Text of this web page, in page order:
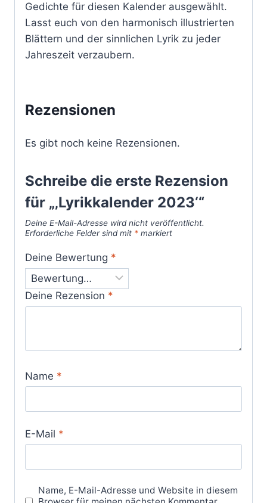
Gedichte für diesen Kalender ausgewählt.
Lasst euch von den harmonisch illustrierten
Blättern und der sinnlichen Lyrik zu jeder
Jahreszeit verzaubern.
Rezensionen
Es gibt noch keine Rezensionen.
Schreibe die erste Rezension
für „‚Lyrikkalender 2023‘“
Deine E-Mail-Adresse wird nicht veröffentlicht.
Erforderliche Felder sind mit * markiert
Deine Bewertung *
Deine Rezension *
Name *
E-Mail *
Name, E-Mail-Adresse und Website in diesem